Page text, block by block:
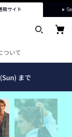
販サイト
ついて